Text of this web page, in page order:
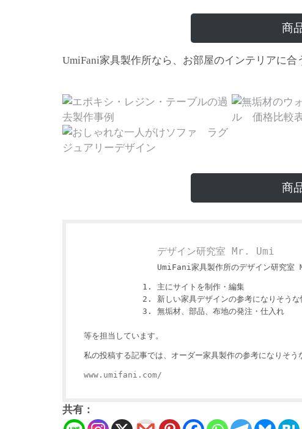
商
UmiFani家具製作所なら、お部屋のインテリアに合
商
デザイン研究室 Mr. Umi
UmiFani家具製作所のデザイン研究室
主にサイトを制作・編集
新しい家具デザインの参考になりそう
無垢材、部品、布地の発注・仕入れ
等を担当しています。
私の投稿する記事では、オーダー家具製作の参考になりそ
www.umifani.com/
共有：